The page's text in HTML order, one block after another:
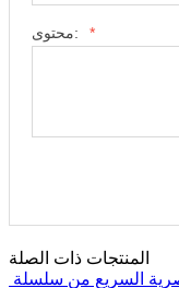
محتوى: *
المنتجات ذات الصلة